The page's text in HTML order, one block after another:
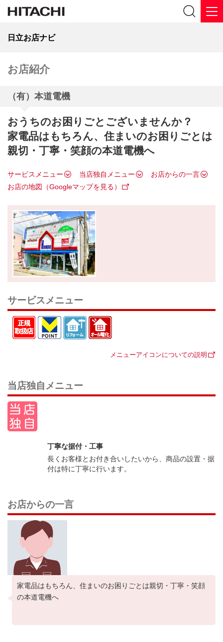
日立お店ナビ
お店紹介
（有）本道電機
おうちのお困りごとございませんか？
家電品はもちろん、住まいのお困りごとは
親切・丁寧・笑顔の本道電機へ
サービスメニュー 当店独自メニュー
お店からの一言
お店の地図（Googleマップを見る）
サービスメニュー
メニューアイコンについての説明
当店独自メニュー
丁寧な据付・工事
長くお客様とお付き合いしたいから、商品の設置・据
付は特に丁寧に行います。
お店からの一言
家電品はもちろん、住まいのお困りごとは親切・丁寧・笑顔
の本道電機へ